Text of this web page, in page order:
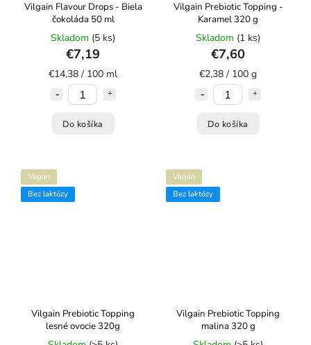
Vilgain Flavour Drops - Biela
čokoláda 50 ml
Skladom (5 ks)
€7,19
€14,38 / 100 ml
Do košíka
Vilgain Prebiotic Topping -
Karamel 320 g
Skladom (1 ks)
€7,60
€2,38 / 100 g
Do košíka
Vegan
Bez laktózy
Vilgain Prebiotic Topping
lesné ovocie 320g
Vegan
Bez laktózy
Vilgain Prebiotic Topping
malina 320 g